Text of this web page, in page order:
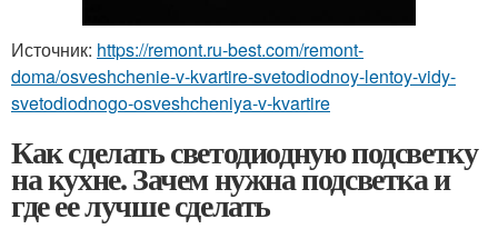
Источник: https://remont.ru-best.com/remont-
doma/osveshchenie-v-kvartire-svetodiodnoy-lentoy-vidy-
svetodiodnogo-osveshcheniya-v-kvartire
Как сделать светодиодную подсветку
на кухне. Зачем нужна подсветка и
где ее лучше сделать